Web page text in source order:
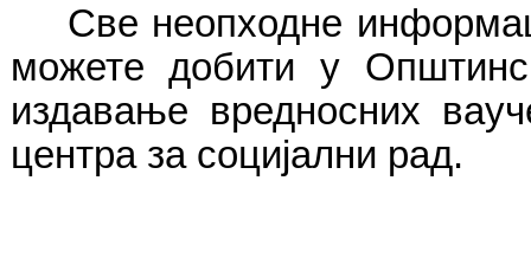
Све неопходне
можете добити у
издавање вредносних
центра за социјални рад.